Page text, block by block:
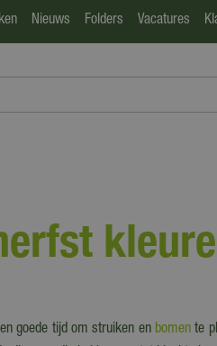
Nieuws Folders Vacatures
goede tijd om struiken en bomen te